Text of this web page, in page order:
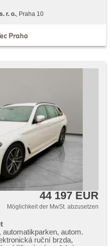
r. o., Praha 10
44 197 EUR
Möglichkeit der MwSt. abzusetzen
automatikparken, autom.
ruční brzda,